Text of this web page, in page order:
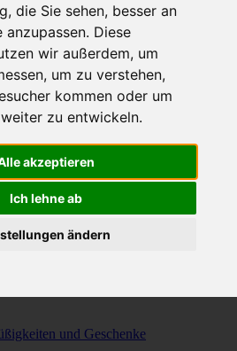
die Sie sehen, besser an
anzupassen. Diese
wir außerdem, um
um zu verstehen,
kommen oder um
zu entwickeln.
akzeptieren
Ich lehne ab
ändern
Tücher
Lanyards, Armbänder & Pins
BecherWerkzeuge & Messer
& Camping
Rucksäcke
und Geschenke